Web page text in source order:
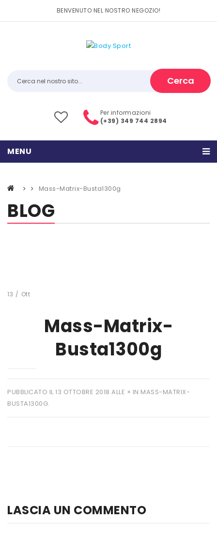
BENVENUTO NEL NOSTRO NEGOZIO!
Cerca
Per informazioni
(+39) 349 744 2894
MENU
PRODOTTI
CATEGORIE
BIOTECH USA
ETHICSPORT
NAMED SPORT
Mass-Matrix-Busta1300g
BLOG
13 / Ott
Mass-Matrix-
Busta1300g
PUBBLICATO IL 13 OTTOBRE 2018 ALLE × IN MASS-MATRIX-
BUSTA1300G.
LASCIA UN COMMENTO